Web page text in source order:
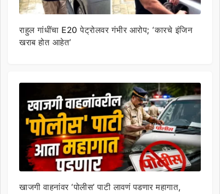
राहुल गांधींचा E20 पेट्रोलवर गंभीर आरोप; ‘कारचे इंजिन
खराब होत आहेत’
खाजगी वाहनांवर ‘पोलीस’ पाटी लावणं पडणार महागात,